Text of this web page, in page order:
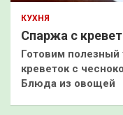
КУХНЯ
Спаржа с
Готовим
креветок с
Блюда из овощей